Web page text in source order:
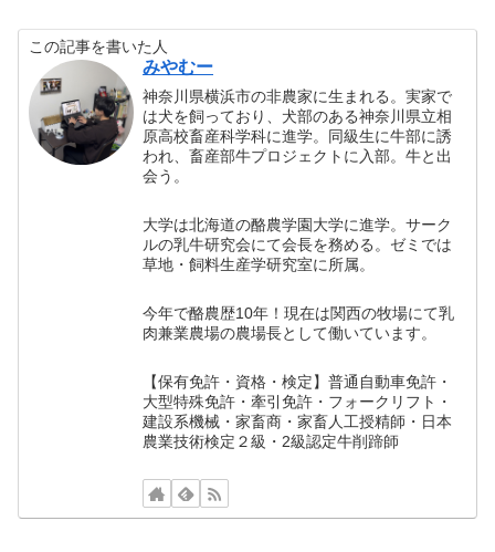
この記事を書いた人
みやむー
神奈川県横浜市の非農家に生まれる。実家で
は犬を飼っており、犬部のある神奈川県立相
原高校畜産科学科に進学。同級生に牛部に誘
われ、畜産部牛プロジェクトに入部。牛と出
会う。
大学は北海道の酪農学園大学に進学。サーク
ルの乳牛研究会にて会長を務める。ゼミでは
草地・飼料生産学研究室に所属。
今年で酪農歴10年！現在は関西の牧場にて乳
肉兼業農場の農場長として働いています。
【保有免許・資格・検定】普通自動車免許・
大型特殊免許・牽引免許・フォークリフト・
建設系機械・家畜商・家畜人工授精師・日本
農業技術検定２級・2級認定牛削蹄師